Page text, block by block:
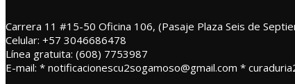
Carrera 11 #15-50 Oficina 106, (Pasaje Plaza Seis de
Celular: +57 3046686478
Línea gratuita: (608) 7753987
E-mail: * notificacionescu2sogamoso@gmail.com *